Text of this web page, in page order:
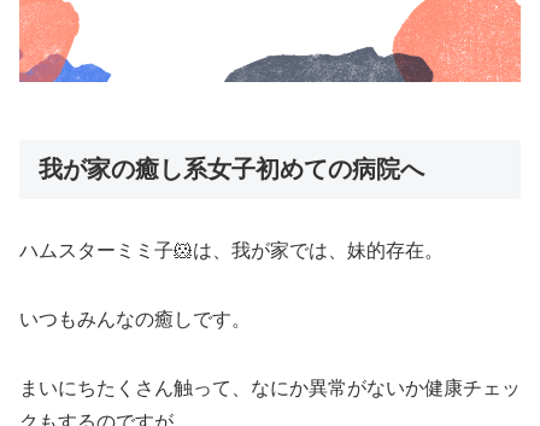
我が家の癒し系女子初めての病院へ
ハムスターミミ子🐹は、我が家では、妹的存在。
いつもみんなの癒しです。
まいにちたくさん触って、なにか異常がないか健康チェッ
クもするのですが、